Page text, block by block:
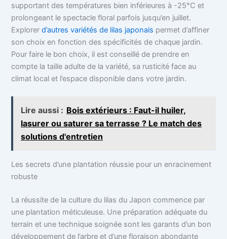
supportant des températures bien inférieures à -25°C et
prolongeant le spectacle floral parfois jusqu’en juillet.
Explorerd’autres variétés de lilas japonais permet d’affiner
son choix en fonction des spécificités de chaque jardin.
Pour faire le bon choix, il est conseillé de prendre en
compte la taille adulte de la variété, sa rusticité face au
climat local et l’espace disponible dans votre jardin.
Lire aussi : Bois extérieurs : Faut-il huiler,
lasurer ou saturer sa terrasse ? Le match des
solutions d'entretien
Les secrets d’une plantation réussie pour un enracinement
robuste
La réussite de la culture du lilas du Japon commence par
une plantation méticuleuse. Une préparation adéquate du
terrain et une technique soignée sont les garants d’un bon
développement de l’arbre et d’une floraison abondante